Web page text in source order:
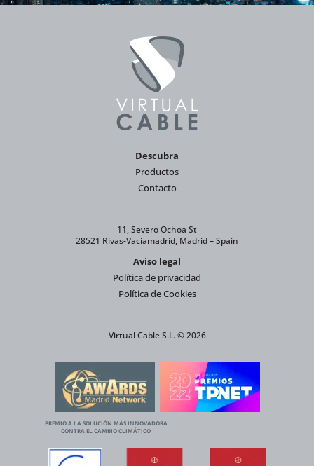
Descubra
Productos
Contacto
11, Severo Ochoa St
28521 Rivas-Vaciamadrid, Madrid – Spain
Aviso legal
Política de privacidad
Política de Cookies
Virtual Cable S.L. © 2026
PREMIO A LA SOLUCIÓN MÁS INNOVADORA
CONTRA EL CAMBIO CLIMÁTICO